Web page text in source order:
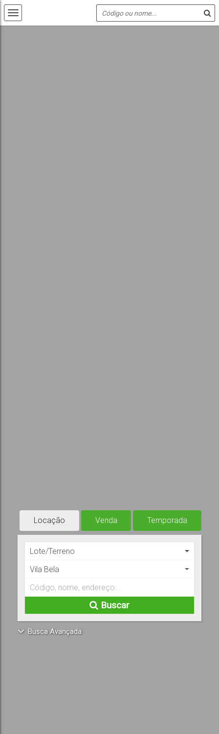
Locação Venda Temporada
Lote/Terreno
Vila Bela
Buscar
Busca Avançada